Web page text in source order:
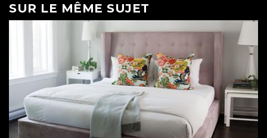
SUR LE MÊME SUJET